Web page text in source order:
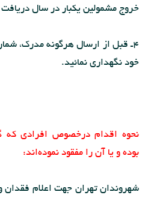
خروج مشمولین یكبار در سال دریافت
4ـ قبل از ارسال هرگونه مدرك،
خود نگهدارى نمائید.
نحوه اقدام درخصوص افرادی که
بوده و یا آن را مفقود نموده‌اند:
شهروندان تهران جهت اعلام